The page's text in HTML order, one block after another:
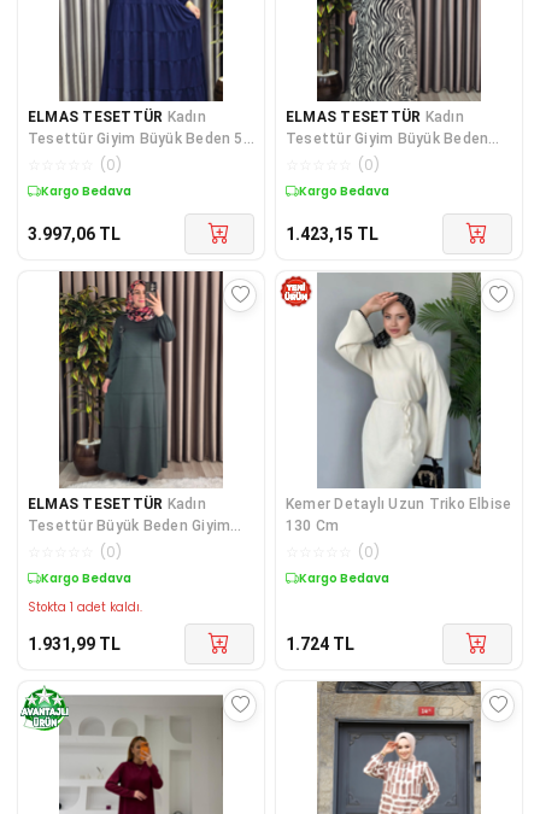
ELMAS TESETTÜR Kadın
Tesettür Giyim Büyük Beden 5
Katlı Endonezya Krebi Elbise
(0)
Kargo Bedava
3.997,06 TL
ELMAS TESETTÜR Kadın
Tesettür Giyim Büyük Beden
Zebra Desen Elbise
(0)
Kargo Bedava
1.423,15 TL
ELMAS TESETTÜR Kadın
Tesettür Büyük Beden Giyim
Nervür Elbise
(0)
Kargo Bedava
Stokta 1 adet kaldı.
1.931,99 TL
Kemer Detaylı Uzun Triko Elbise
130 Cm
(0)
Kargo Bedava
1.724 TL